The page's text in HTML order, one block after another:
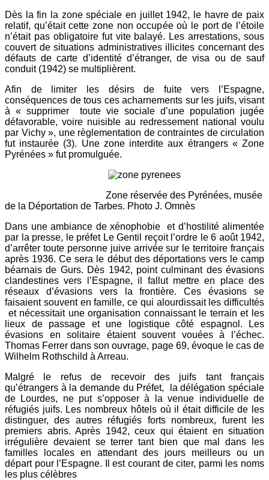
Dès la fin la zone spéciale en juillet 1942, le havre de paix
relatif, qu’était cette zone non occupée où le port de l’étoile
n’était pas obligatoire fut vite balayé. Les arrestations, sous
couvert de situations administratives illicites concernant des
défauts de carte d’identité d’étranger, de visa ou de sauf
conduit (1942) se multiplièrent.
Afin de limiter les désirs de fuite vers l’Espagne,
conséquences de tous ces acharnements sur les juifs, visant
à « supprimer toute vie sociale d’une population jugée
défavorable, voire nuisible au redressement national voulu
par Vichy », une règlementation de contraintes de circulation
fut instaurée (3). Une zone interdite aux étrangers « Zone
Pyrénées » fut promulguée.
Zone réservée des Pyrénées, musée
de la Déportation de Tarbes. Photo J. Omnès
Dans une ambiance de xénophobie et d’hostilité alimentée
par la presse, le préfet Le Gentil reçoit l’ordre le 6 août 1942,
d’arrêter toute personne juive arrivée sur le territoire français
après 1936. Ce sera le début des déportations vers le camp
béarnais de Gurs. Dès 1942, point culminant des évasions
clandestines vers l’Espagne, il fallut mettre en place des
réseaux d’évasions vers la frontière. Ces évasions se
faisaient souvent en famille, ce qui alourdissait les difficultés
et nécessitait une organisation connaissant le terrain et les
lieux de passage et une logistique côté espagnol. Les
évasions en solitaire étaient souvent vouées à l’échec.
Thomas Ferrer dans son ouvrage, page 69, évoque le cas de
Wilhelm Rothschild à Arreau.
Malgré le refus de recevoir des juifs tant français
qu’étrangers à la demande du Préfet, la délégation spéciale
de Lourdes, ne put s’opposer à la venue individuelle de
réfugiés juifs. Les nombreux hôtels où il était difficile de les
distinguer, des autres réfugiés forts nombreux, furent les
premiers abris. Après 1942, ceux qui étaient en situation
irrégulière devaient se terrer tant bien que mal dans les
familles locales en attendant des jours meilleurs ou un
départ pour l’Espagne. Il est courant de citer, parmi les noms
les plus célèbres